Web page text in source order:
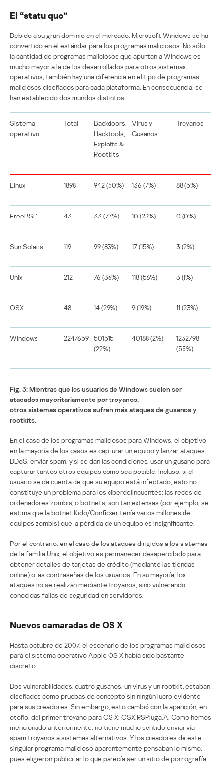
El “statu quo”
Debido a su gran dominio en el mercado, Microsoft Windows se ha
convertido en el estándar para los programas maliciosos. No sólo
la cantidad de programas maliciosos que apuntan a Windows es
mucho mayor a la de los desarrollados para otros sistemas
operativos, también hay una diferencia en el tipo de programas
maliciosos diseñados para cada plataforma. En consecuencia, se
han establecido dos mundos distintos.
Sistema
operativo
Total
Backdoors,
Hacktools,
Exploits &
Rootkits
Virus y
Gusanos
Troyanos
Linux 1898 942 (50%) 136 (7%) 88 (5%)
FreeBSD 43 33 (77%) 10 (23%) 0 (0%)
Sun Solaris 119 99 (83%) 17 (15%) 3 (2%)
Unix 212 76 (36%) 118 (56%) 3 (1%)
OSX 48 14 (29%) 9 (19%) 11 (23%)
Windows 2247659 501515
(22%)
40188 (2%)
1232798
(55%)
Fig. 3: Mientras que los usuarios de Windows suelen ser
atacados mayoritariamente por troyanos,
otros sistemas operativos sufren más ataques de gusanos y
rootkits.
En el caso de los programas maliciosos para Windows, el objetivo
en la mayoría de los casos es capturar un equipo y lanzar ataques
DDoS, enviar spam, y si se dan las condiciones, usar un gusano para
capturar tantos otros equipos como sea posible. Incluso, si el
usuario se da cuenta de que su equipo está infectado, esto no
constituye un problema para los ciberdelincuentes: las redes de
ordenadores zombis, o botnets, son tan extensas (por ejemplo, se
estima que la botnet Kido/Conficker tenía varios millones de
equipos zombis) que la pérdida de un equipo es insignificante.
Por el contrario, en el caso de los ataques dirigidos a los sistemas
de la familia Unix, el objetivo es permanecer desapercibido para
obtener detalles de tarjetas de crédito (mediante las tiendas
online) o las contraseñas de los usuarios. En su mayoría, los
ataques no se realizan mediante troyanos, sino vulnerando
conocidas fallas de seguridad en servidores.
Nuevos camaradas de OS X
Hasta octubre de 2007, el escenario de los programas maliciosos
para el sistema operativo Apple OS X había sido bastante
discreto.
Dos vulnerabilidades, cuatro gusanos, un virus y un rootkit, estaban
diseñados como pruebas de concepto sin ningún lucro evidente
para sus creadores. Sin embargo, esto cambió con la aparición, en
otoño, del primer troyano para OS X: OSX.RSPluga.A. Como hemos
mencionado anteriormente, no tiene mucho sentido enviar vía
spam troyanos a sistemas alternativos. Y los creadores de este
singular programa malicioso aparentemente pensaban lo mismo,
pues eligieron publicitar lo que parecía ser un sitio de pornografía